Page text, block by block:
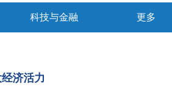
科技与金融 更多
济活力